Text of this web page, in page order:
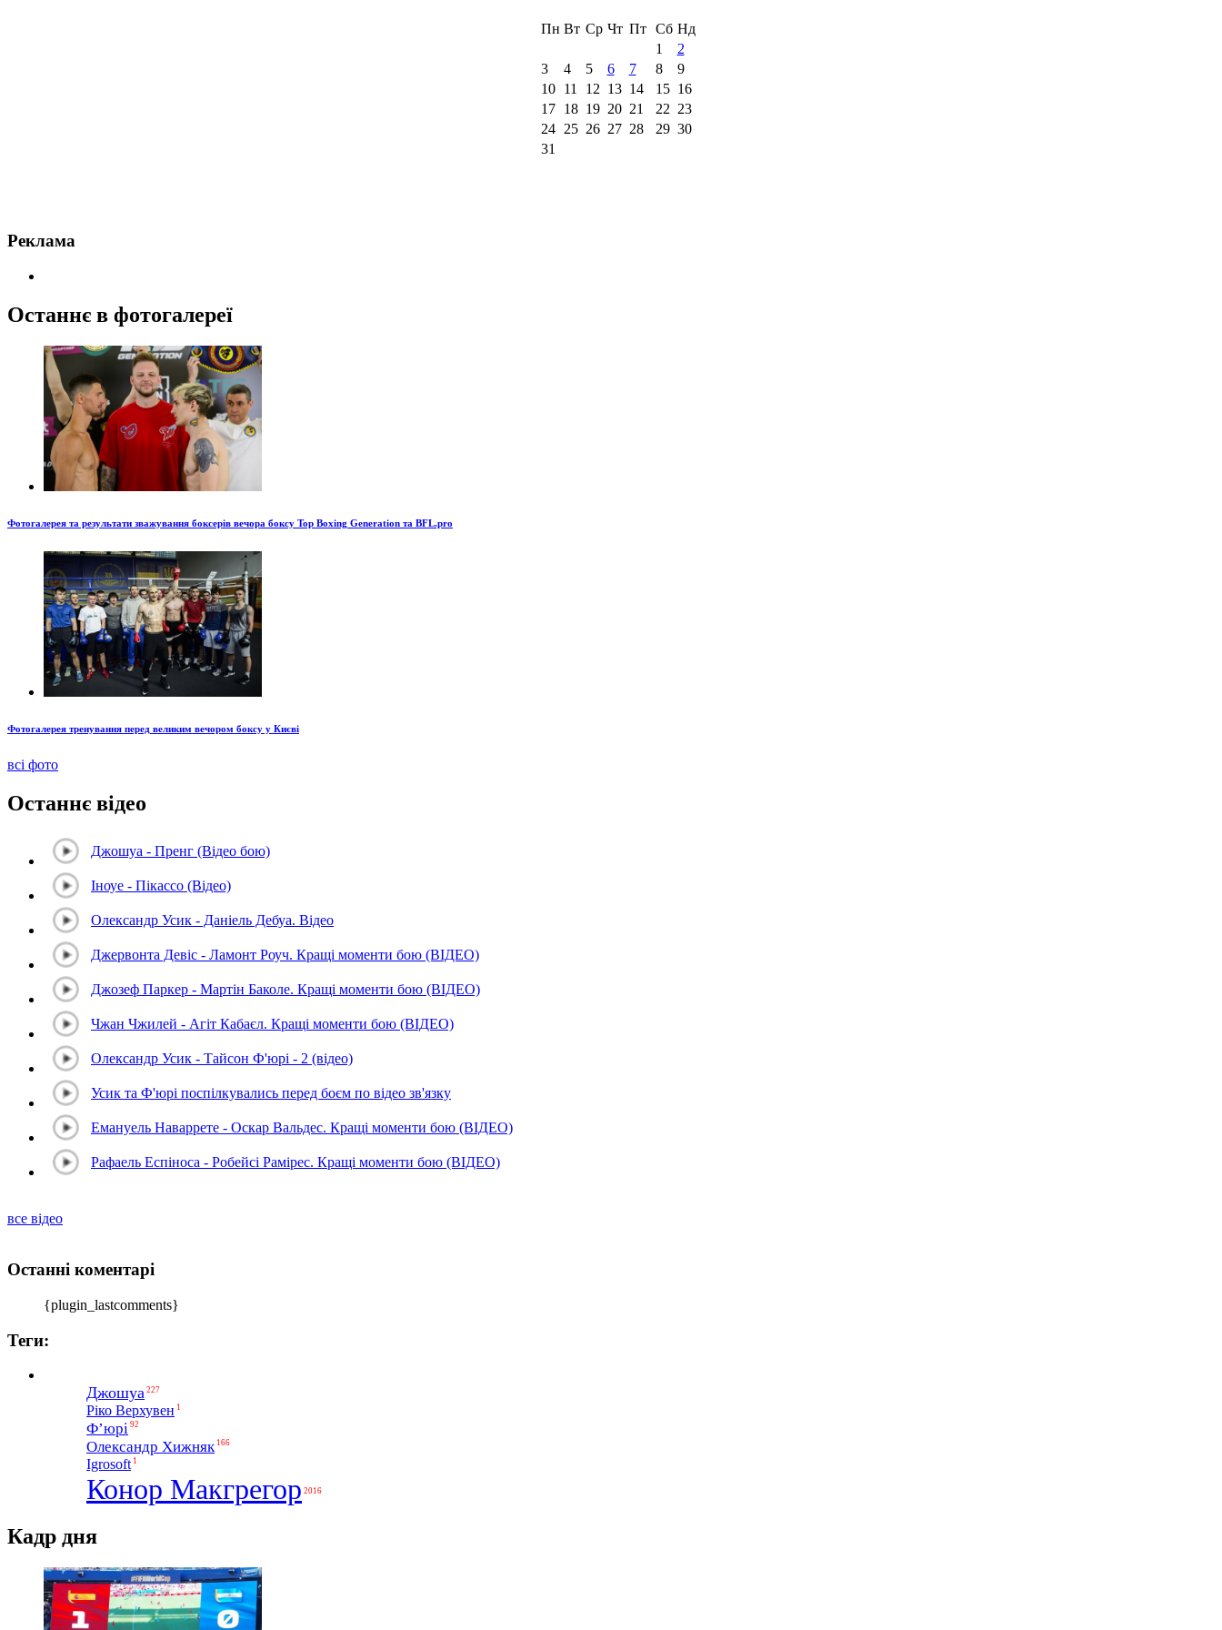
Пн Вт Ср Чт Пт Сб Нд
1
2
3
4 5 6 7 8
9
10
11 12 13 14 15 16
17
18 19 20 21 22 23
24
25 26 27 28 29 30
31
Реклама
Останнє в фотогалереї
Фотогалерея та результати зважування боксерів вечора боксу Top Boxing Generation та BFL.pro
Фотогалерея тренування перед великим вечором боксу у Києві
всі фото
Останнє відео
Джошуа - Пренг (Відео бою)
Іноуе - Пікассо (Відео)
Олександр Усик - Даніель Дебуа. Відео
Джервонта Девіс - Ламонт Роуч. Кращі моменти бою (ВІДЕО)
Джозеф Паркер - Мартін Баколе. Кращі моменти бою (ВІДЕО)
Чжан Чжилей - Агіт Кабаєл. Кращі моменти бою (ВІДЕО)
Олександр Усик - Тайсон Ф'юрі - 2 (відео)
Усик та Ф'юрі поспілкувались перед боєм по відео зв'язку
Емануель Наваррете - Оскар Вальдес. Кращі моменти бою (ВІДЕО)
Рафаель Еспіноса - Робейсі Рамірес. Кращі моменти бою (ВІДЕО)
все відео
Останні коментарі
{plugin_lastcomments}
Теги:
Джошуа 227
Ріко Верхувен 1
Ф’юрі 92
Олександр Хижняк 166
Igrosoft 1
Конор Макгрегор 2016
Кадр дня